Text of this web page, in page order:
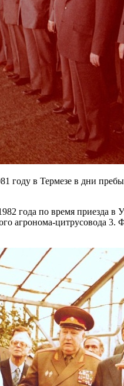
году в Термезе в дни
года по время приезда
агронома-цитрусовода